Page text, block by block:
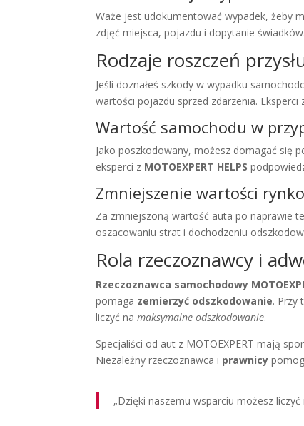
Waże jest udokumentować wypadek, żeby
zdjęć miejsca, pojazdu i dopytanie
Rodzaje roszczeń
Jeśli doznałeś szkody w wypadku
wartości pojazdu sprzed zdarzenia. Eksperci
Wartość samochodu w
Jako poszkodowany, możesz domagać się
eksperci z MOTOEXPERT HELPS
Zmniejszenie wartości
Za zmniejszoną wartość auta po naprawie
oszacowaniu strat i dochodzeniu
Rola rzeczoznawcy i
Rzeczoznawca samochodowy
pomaga zemierzyć odszkodowanie. Przy
liczyć namaksymalne odszkodowanie.
Specjaliści od aut z MOTOEXPERT mają
Niezależny rzeczoznawca i prawnicy
„Dzięki naszemu wsparciu możesz